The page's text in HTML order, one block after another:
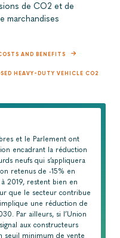
de CO2 et de
marchandises
AND BENEFITS
HEAVY-DUTY VEHICLE CO2
et le Parlement ont
encadrant la réduction
neufs qui s’appliquera
retenus de -15% en
2019, restent bien en
que le secteur contribue
une réduction de
Par ailleurs, si l’Union
aux constructeurs
seuil minimum de vente